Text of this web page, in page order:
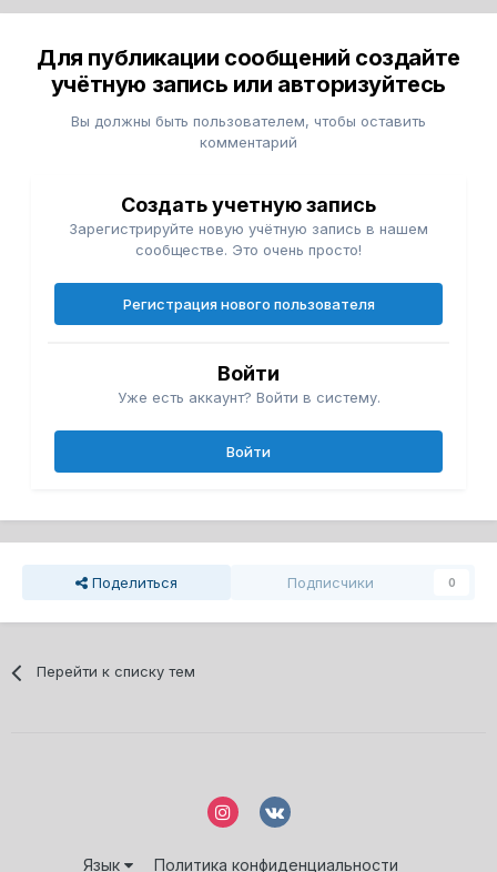
Для публикации сообщений создайте
учётную запись или авторизуйтесь
Вы должны быть пользователем, чтобы оставить
комментарий
Создать учетную запись
Зарегистрируйте новую учётную запись в нашем
сообществе. Это очень просто!
Регистрация нового пользователя
Войти
Уже есть аккаунт? Войти в систему.
Войти
Поделиться Подписчики 0
Перейти к списку тем
Язык Политика конфиденциальности